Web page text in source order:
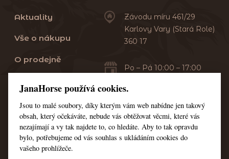
Aktuality
Vše o nákupu
O prodejně
Servis
Kontakt
Nastavení cookies
Závodu míru 461/29
Karlovy Vary (Stará Role)
360 17
Po – Pá 10:00 – 17:00
+420 353 549 410
+420 608 444 378
JanaHorse používá cookies.
Jsou to malé soubory, díky kterým vám web nabídne jen takový
obsah, který očekáváte, nebude vás obtěžovat věcmi, které vás
nezajímají a vy tak najdete to, co hledáte. Aby to tak opravdu
bylo, potřebujeme od vás souhlas s ukládáním cookies do
vašeho prohlížeče.